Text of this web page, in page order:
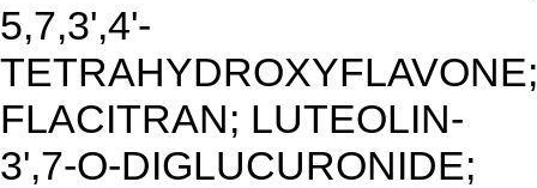
5,7,3',4'-
TETRAHYDROXYFLAVONE;
FLACITRAN; LUTEOLIN-
3',7-O-DIGLUCURONIDE;